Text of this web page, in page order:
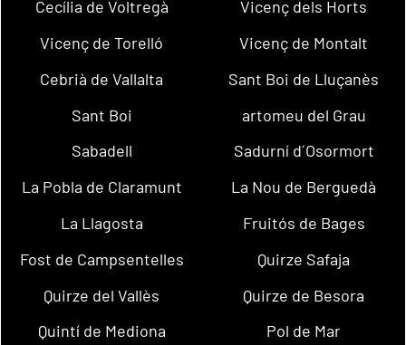
Cecília de Voltregà
Vicenç dels Horts
Vicenç de Torelló
Vicenç de Montalt
Cebrià de Vallalta
Sant Boi de Lluçanès
Sant Boi
artomeu del Grau
Sabadell
Sadurní d´Osormort
La Pobla de Claramunt
La Nou de Berguedà
La Llagosta
Fruitós de Bages
Fost de Campsentelles
Quirze Safaja
Quirze del Vallès
Quirze de Besora
Quintí de Mediona
Pol de Mar